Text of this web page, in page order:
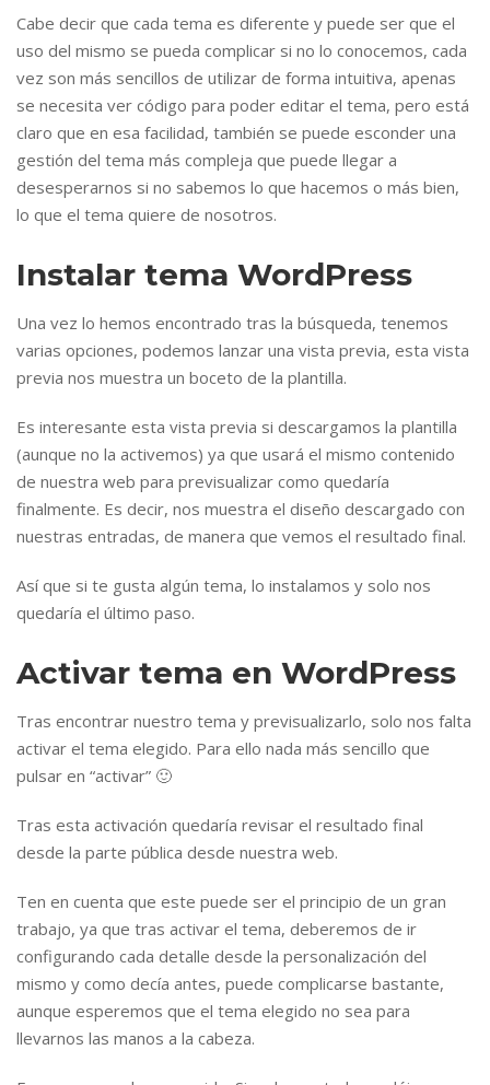
Cabe decir que cada tema es diferente y puede ser que el
uso del mismo se pueda complicar si no lo conocemos, cada
vez son más sencillos de utilizar de forma intuitiva, apenas
se necesita ver código para poder editar el tema, pero está
claro que en esa facilidad, también se puede esconder una
gestión del tema más compleja que puede llegar a
desesperarnos si no sabemos lo que hacemos o más bien,
lo que el tema quiere de nosotros.
Instalar tema WordPress
Una vez lo hemos encontrado tras la búsqueda, tenemos
varias opciones, podemos lanzar una vista previa, esta vista
previa nos muestra un boceto de la plantilla.
Es interesante esta vista previa si descargamos la plantilla
(aunque no la activemos) ya que usará el mismo contenido
de nuestra web para previsualizar como quedaría
finalmente. Es decir, nos muestra el diseño descargado con
nuestras entradas, de manera que vemos el resultado final.
Así que si te gusta algún tema, lo instalamos y solo nos
quedaría el último paso.
Activar tema en WordPress
Tras encontrar nuestro tema y previsualizarlo, solo nos falta
activar el tema elegido. Para ello nada más sencillo que
pulsar en “activar” 🙂
Tras esta activación quedaría revisar el resultado final
desde la parte pública desde nuestra web.
Ten en cuenta que este puede ser el principio de un gran
trabajo, ya que tras activar el tema, deberemos de ir
configurando cada detalle desde la personalización del
mismo y como decía antes, puede complicarse bastante,
aunque esperemos que el tema elegido no sea para
llevarnos las manos a la cabeza.